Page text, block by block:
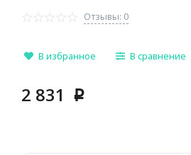
Отзывы: 0
В избранное В сравнение
2 831 p